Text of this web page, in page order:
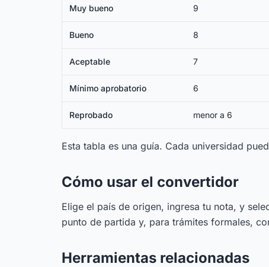
Muy bueno 9
Bueno 8
Aceptable 7
Mínimo aprobatorio 6
Reprobado menor a 6
Esta tabla es una guía. Cada universidad
Cómo usar el convertidor
Elige el país de origen, ingresa tu nota, y
punto de partida y, para trámites formales,
Herramientas relacionadas